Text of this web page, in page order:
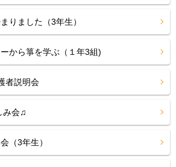
りました（3年生）
から箏を学ぶ（１年3組)
者説明会
み会♫
（3年生）